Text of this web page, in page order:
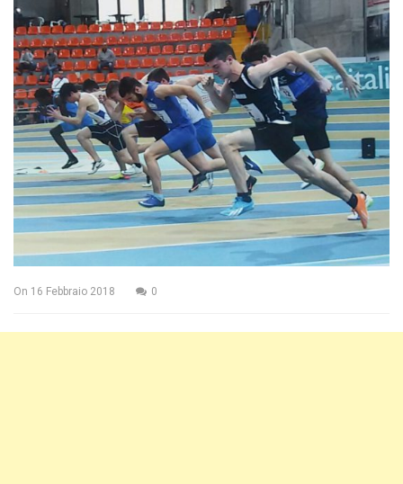
On 16 Febbraio 2018 0